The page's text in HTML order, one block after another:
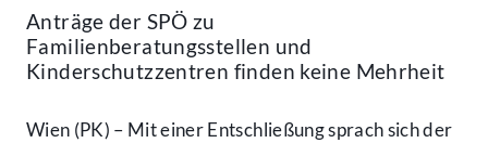
Anträge der SPÖ zu
Familienberatungsstellen und
Kinderschutzzentren finden keine Mehrheit
Wien (PK) – Mit einer Entschließung sprach sich der